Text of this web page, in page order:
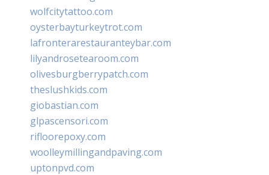
wolfcitytattoo.com
oysterbayturkeytrot.com
lafronterarestauranteybar.com
lilyandrosetearoom.com
olivesburgberrypatch.com
theslushkids.com
giobastian.com
glpascensori.com
rifloorepoxy.com
woolleymillingandpaving.com
uptonpvd.com